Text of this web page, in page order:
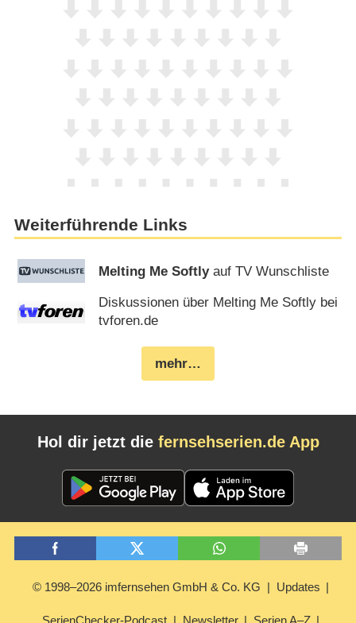
Weiterführende Links
Melting Me Softlyauf TV Wunschliste
Diskussionen über Melting Me Softly bei
tvforen.de
mehr…
Hol dir jetzt die fernsehserien.de App
© 1998–2026 imfernsehen GmbH & Co. KG Updates
SerienChecker-Podcast Newsletter Serien A–Z